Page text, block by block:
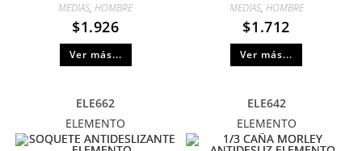
MEDIAS,HOMBRE
$1.926
Ver más...
MEDIAS, HOMBRE
$1.712
Ver más...
ELE662
ELEMENTO
ELE642
ELEMENTO